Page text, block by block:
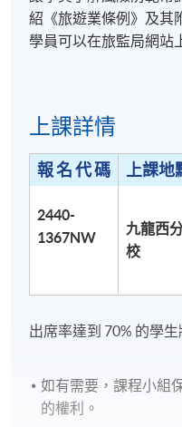
紹《旅遊業條例》及其
學員可以在旅監局網站
上課詳情
報 名 代 碼 上課地
2440-
1367NW
九龍西
校
出席率達到 70% 的學
如有需要，課程小組
的權利。